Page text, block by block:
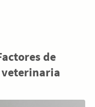
de